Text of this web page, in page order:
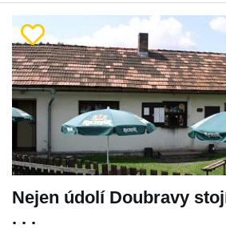
Nejen údolí Doubravy
. . .